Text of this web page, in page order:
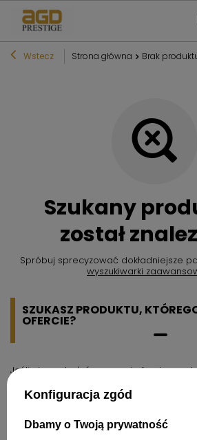
Wstecz Strona główna Brak
Szukany
został
Spróbuj sprecyzować dokładniejsze
wyszukiwarki
SZUKASZ PRODUKTU,
OFERCIE?
Jeśli nie znalazłeś w naszej ofercie
formularza i przesłać nam opis
móc to zrobić musisz byćzalogowany
Konfiguracja zgód
Dbamy o Twoją prywatność